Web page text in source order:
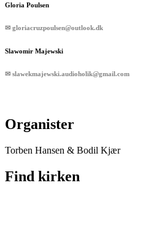
Gloria Poulsen
✉ gloriacruzpoulsen@outlook.dk
Slawomir Majewski
✉ slawekmajewski.audioholik@gmail.com
Organister
Torben Hansen & Bodil Kjær
Find kirken